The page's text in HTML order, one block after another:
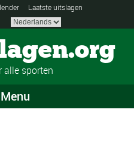
Laatste uitslagen
alle sporten
Menu